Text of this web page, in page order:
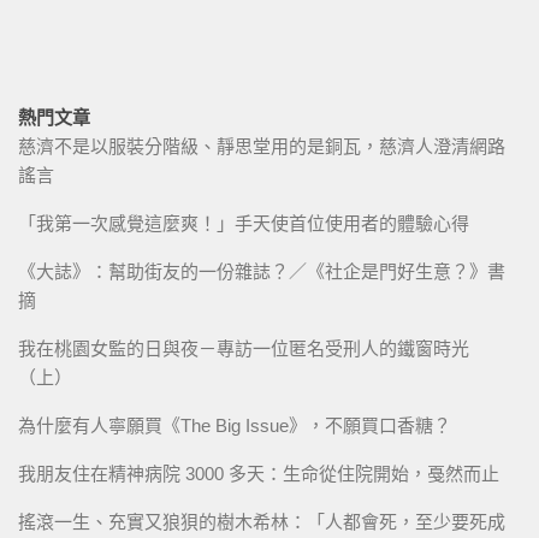
熱門文章
慈濟不是以服裝分階級、靜思堂用的是銅瓦，慈濟人澄清網路
謠言
「我第一次感覺這麼爽！」手天使首位使用者的體驗心得
《大誌》：幫助街友的一份雜誌？／《社企是門好生意？》書
摘
我在桃園女監的日與夜－專訪一位匿名受刑人的鐵窗時光
（上）
為什麼有人寧願買《The Big Issue》，不願買口香糖？
我朋友住在精神病院 3000 多天：生命從住院開始，戞然而止
搖滾一生、充實又狼狽的樹木希林：「人都會死，至少要死成